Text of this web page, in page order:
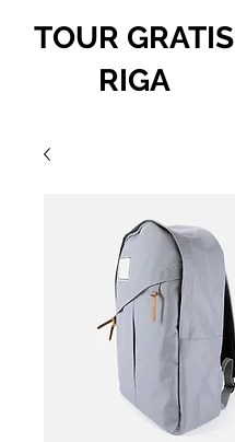
TOUR GRATIS
RIGA